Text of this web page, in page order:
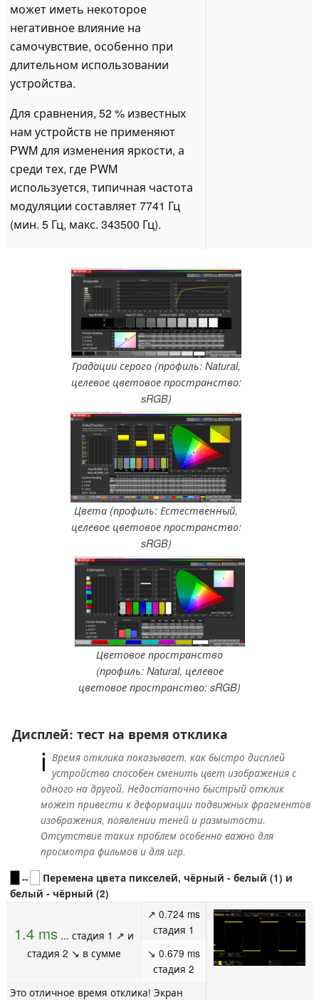
может иметь некоторое
негативное влияние на
самочувствие, особенно при
длительном использовании
устройства.
Для сравнения, 52 % известных
нам устройств не применяют
PWM для изменения яркости, а
среди тех, где PWM
используется, типичная частота
модуляции составляет 7741 Гц
(мин. 5 Гц, макс. 343500 Гц).
Градации серого (профиль: Natural,
целевое цветовое пространство:
sRGB)
Цвета (профиль: Естественный,
целевое цветовое пространство:
sRGB)
Цветовое пространство
(профиль: Natural, целевое
цветовое пространство: sRGB)
Дисплей: тест на время отклика
ℹ Время отклика показывает, как быстро дисплей
устройства способен сменить цвет изображения с
одного на другой. Недостаточно быстрый отклик
может привести к деформации подвижных фрагментов
изображения, появлении теней и размытости.
Отсутствие таких проблем особенно важно для
просмотра фильмов и для игр.
↔
Перемена цвета пикселей, чёрный - белый (1) и
белый - чёрный (2)
1.4 ms... стадия 1 ↗ и
стадия 2 ↘ в сумме
↗ 0.724 ms
стадия 1
↘ 0.679 ms
стадия 2
Это отличное время отклика! Экран